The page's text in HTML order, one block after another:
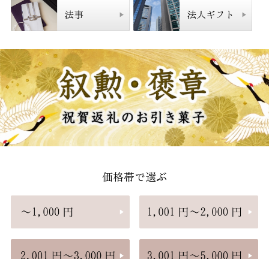
価格帯で選ぶ